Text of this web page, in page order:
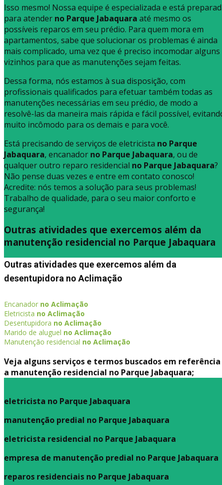
Isso mesmo! Nossa equipe é especializada e está
para atender no Parque Jabaquara até mesmo os
possíveis reparos em seu prédio. Para quem mora em
apartamentos, sabe que solucionar os problemas é ainda
mais complicado, uma vez que é preciso incomodar alguns
vizinhos para que as manutenções sejam feitas.
Dessa forma, nós estamos à sua disposição, com
profissionais qualificados para efetuar também todas as
manutenções necessárias em seu prédio, de modo a
resolvê-las da maneira mais rápida e fácil possível,
muito incômodo para os demais e para você.
Está precisando de serviços de eletricista no Parque
Jabaquara, encanador no Parque Jabaquara, ou de
qualquer outro reparo residencial no Parque Jabaquara?
Não pense duas vezes e entre em contato conosco!
Acredite: nós temos a solução para seus problemas!
Trabalho de qualidade, para o seu maior conforto e
segurança!
Outras atividades que exercemos além da
manutenção residencial no Parque Jabaquara
Outras atividades que exercemos além da
desentupidora no Aclimação
Encanador no Aclimação
Eletricista no Aclimação
Desentupidora no Aclimação
Marido de aluguel no Aclimação
Manutenção residencial no Aclimação
Veja alguns serviços e termos buscados em referência
a manutenção residencial no Parque Jabaquara;
eletricista no Parque Jabaquara
manutenção predial no Parque Jabaquara
eletricista residencial no Parque Jabaquara
empresa de manutenção predial no Parque Jabaquara
reparos residenciais no Parque Jabaquara